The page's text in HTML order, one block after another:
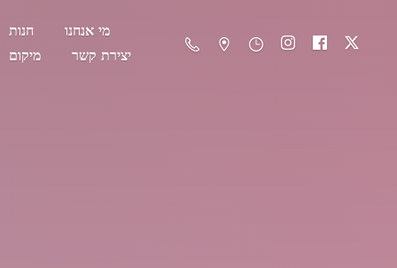
חנות
מי אנחנו
מיקום
יצירת קשר